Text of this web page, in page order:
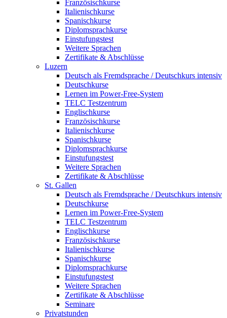
Französischkurse
Italienischkurse
Spanischkurse
Diplomsprachkurse
Einstufungstest
Weitere Sprachen
Zertifikate & Abschlüsse
Luzern
Deutsch als Fremdsprache / Deutschkurs intensiv
Deutschkurse
Lernen im Power-Free-System
TELC Testzentrum
Englischkurse
Französischkurse
Italienischkurse
Spanischkurse
Diplomsprachkurse
Einstufungstest
Weitere Sprachen
Zertifikate & Abschlüsse
St. Gallen
Deutsch als Fremdsprache / Deutschkurs intensiv
Deutschkurse
Lernen im Power-Free-System
TELC Testzentrum
Englischkurse
Französischkurse
Italienischkurse
Spanischkurse
Diplomsprachkurse
Einstufungstest
Weitere Sprachen
Zertifikate & Abschlüsse
Seminare
Privatstunden